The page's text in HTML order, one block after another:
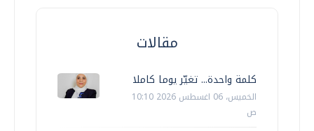
مقالات
كلمة واحدة... تغيّر يوما كاملا
الخميس، 06 اغسطس 2026 10:10
ص